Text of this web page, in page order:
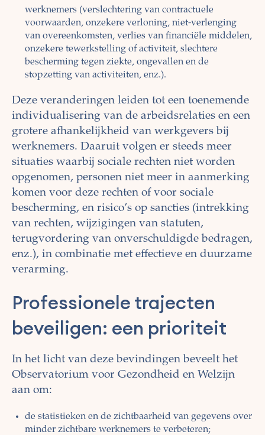
werknemers (verslechtering van contractuele
voorwaarden, onzekere verloning, niet-verlenging
van overeenkomsten, verlies van financiële middelen,
onzekere tewerkstelling of activiteit, slechtere
bescherming tegen ziekte, ongevallen en de
stopzetting van activiteiten, enz.).
Deze veranderingen leiden tot een toenemende
individualisering van de arbeidsrelaties en een
grotere afhankelijkheid van werkgevers bij
werknemers. Daaruit volgen er steeds meer
situaties waarbij sociale rechten niet worden
opgenomen, personen niet meer in aanmerking
komen voor deze rechten of voor sociale
bescherming, en risico’s op sancties (intrekking
van rechten, wijzigingen van statuten,
terugvordering van onverschuldigde bedragen,
enz.), in combinatie met effectieve en duurzame
verarming.
Professionele trajecten
beveiligen: een prioriteit
In het licht van deze bevindingen beveelt het
Observatorium voor Gezondheid en Welzijn
aan om:
de statistieken en de zichtbaarheid van gegevens over
minder zichtbare werknemers te verbeteren;